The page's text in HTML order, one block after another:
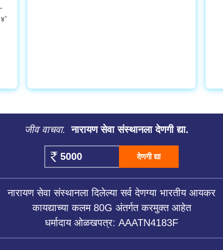
जीव वाचवा. नारायण सेवा संस्थानला देणगी द्या.
देणगी द्या
नारायण सेवा संस्थानला दिलेल्या सर्व देणग्या भारतीय आयकर
कायद्याच्या कलम 80G अंतर्गत करमुक्त आहेत
धर्मादाय ओळखपत्र: AAATN4183F